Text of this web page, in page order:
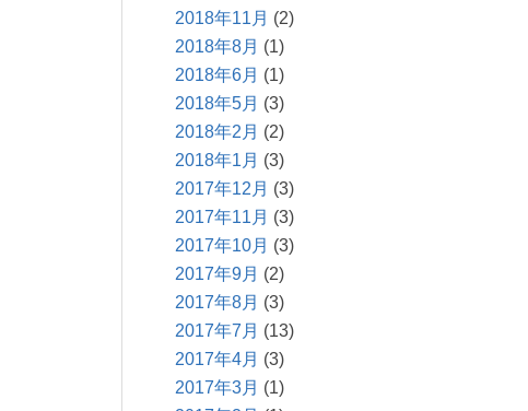
2018年11月 (2)
2018年8月 (1)
2018年6月 (1)
2018年5月 (3)
2018年2月 (2)
2018年1月 (3)
2017年12月 (3)
2017年11月 (3)
2017年10月 (3)
2017年9月 (2)
2017年8月 (3)
2017年7月 (13)
2017年4月 (3)
2017年3月 (1)